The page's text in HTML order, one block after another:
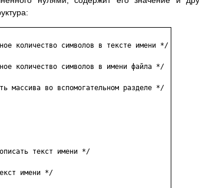
количество символов в тексте имени */
количество символов в имени файла */
массива во вспомогательном разделе */
текст имени */
имени */